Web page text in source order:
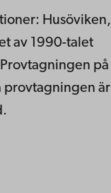
Husöviken,
av 1990-talet
på
provtagningen är